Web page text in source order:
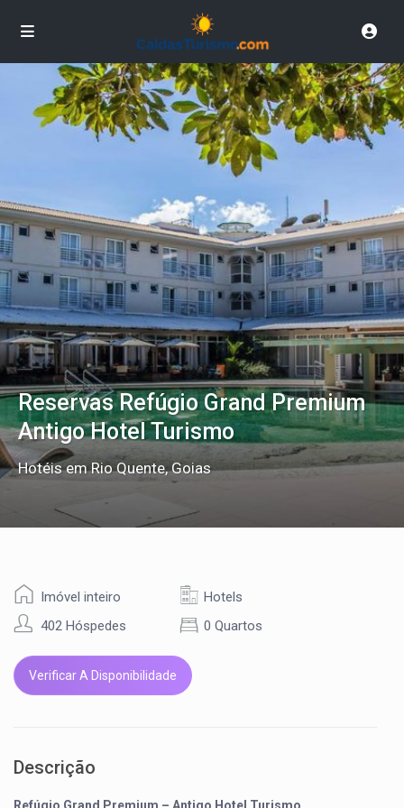
Reservas Refúgio Grand Premium
Antigo Hotel Turismo
Hotéis em Rio Quente, Goias
Imóvel inteiro
Hotels
402 Hóspedes
0 Quartos
Verificar A Disponibilidade
Descrição